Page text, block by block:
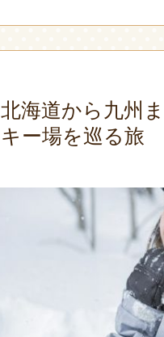
北海道から九州
キー場を巡る旅